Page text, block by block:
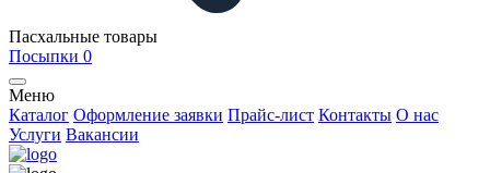
Пасхальные товары
Посыпки 0
Меню
Каталог Оформление заявки Прайс-лист Контакты О нас
Услуги Вакансии